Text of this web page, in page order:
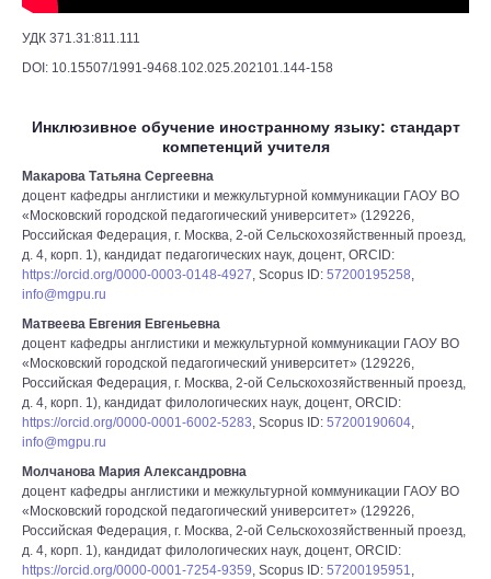
УДК 371.31:811.111
DOI: 10.15507/1991-9468.102.025.202101.144-158
Инклюзивное обучение иностранному языку: стандарт
компетенций учителя
Макарова Татьяна Сергеевна
доцент кафедры англистики и межкультурной коммуникации ГАОУ ВО
«Московский городской педагогический университет» (129226,
Российская Федерация, г. Москва, 2-ой Сельскохозяйственный проезд,
д. 4, корп. 1), кандидат педагогических наук, доцент, ORCID:
https://orcid.org/0000-0003-0148-4927, Scopus ID: 57200195258,
info@mgpu.ru
Матвеева Евгения Евгеньевна
доцент кафедры англистики и межкультурной коммуникации ГАОУ ВО
«Московский городской педагогический университет» (129226,
Российская Федерация, г. Москва, 2-ой Сельскохозяйственный проезд,
д. 4, корп. 1), кандидат филологических наук, доцент, ORCID:
https://orcid.org/0000-0001-6002-5283, Scopus ID: 57200190604,
info@mgpu.ru
Молчанова Мария Александровна
доцент кафедры англистики и межкультурной коммуникации ГАОУ ВО
«Московский городской педагогический университет» (129226,
Российская Федерация, г. Москва, 2-ой Сельскохозяйственный проезд,
д. 4, корп. 1), кандидат филологических наук, доцент, ORCID:
https://orcid.org/0000-0001-7254-9359, Scopus ID: 57200195951,